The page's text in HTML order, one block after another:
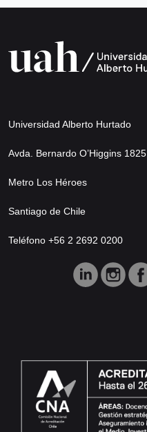
Universidad Alberto Hurtado
Avda. Bernardo O’Higgins 1825
Metro Los Héroes
Santiago de Chile
Teléfono +56 2 2692 0200